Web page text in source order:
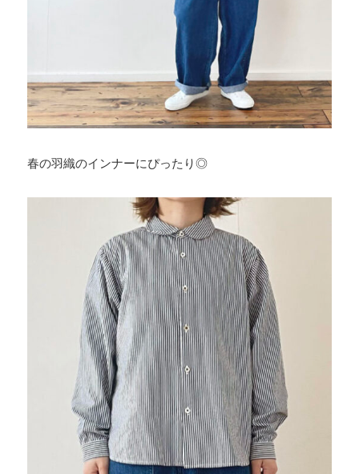
春の羽織のインナーにぴったり◎